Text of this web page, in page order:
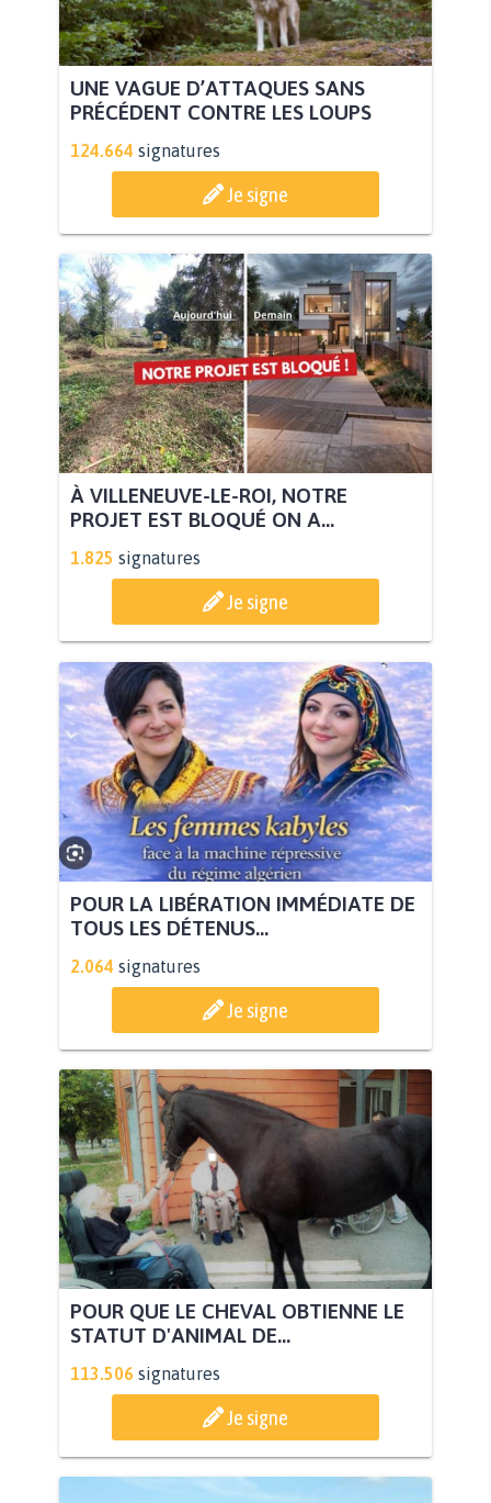
UNE VAGUE D’ATTAQUES SANS
PRÉCÉDENT CONTRE LES LOUPS
124.664 signatures
Je signe
À VILLENEUVE-LE-ROI, NOTRE
PROJET EST BLOQUÉ ON A...
1.825 signatures
Je signe
POUR LA LIBÉRATION IMMÉDIATE DE
TOUS LES DÉTENUS...
2.064 signatures
Je signe
POUR QUE LE CHEVAL OBTIENNE LE
STATUT D'ANIMAL DE...
113.506 signatures
Je signe